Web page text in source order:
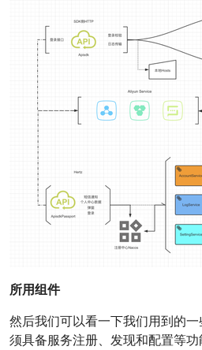
所用组件
然后我们可以看一下我们用到的
须具备服务注册、发现和配置等功